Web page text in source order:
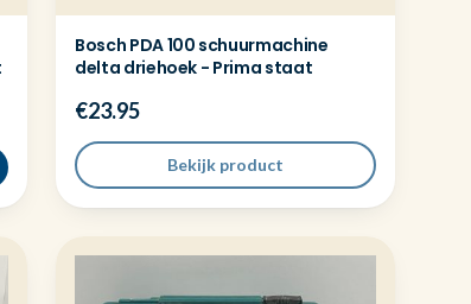
Bosch PDA 100 schuurmachine
delta driehoek - Prima staat
€23.95
Bekijk product